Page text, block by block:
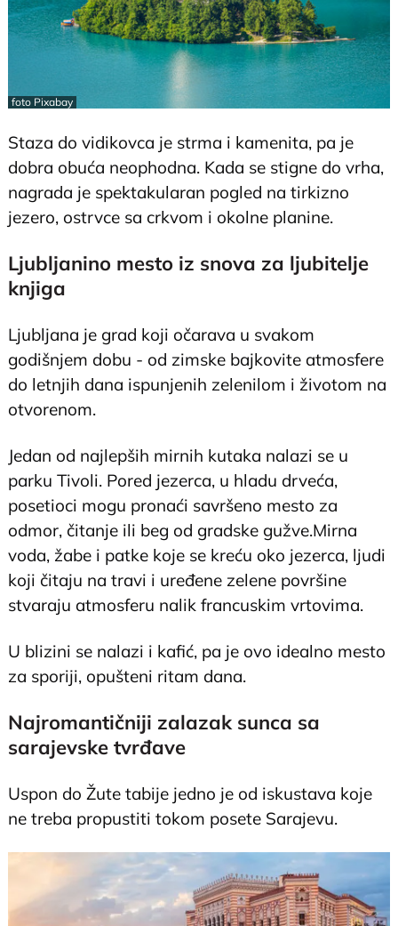
foto Pixabay
Staza do vidikovca je strma i kamenita, pa je
dobra obuća neophodna. Kada se stigne do vrha,
nagrada je spektakularan pogled na tirkizno
jezero, ostrvce sa crkvom i okolne planine.
Ljubljanino mesto iz snova za ljubitelje
knjiga
Ljubljana je grad koji očarava u svakom
godišnjem dobu - od zimske bajkovite atmosfere
do letnjih dana ispunjenih zelenilom i životom na
otvorenom.
Jedan od najlepših mirnih kutaka nalazi se u
parku Tivoli. Pored jezerca, u hladu drveća,
posetioci mogu pronaći savršeno mesto za
odmor, čitanje ili beg od gradske gužve.Mirna
voda, žabe i patke koje se kreću oko jezerca, ljudi
koji čitaju na travi i uređene zelene površine
stvaraju atmosferu nalik francuskim vrtovima.
U blizini se nalazi i kafić, pa je ovo idealno mesto
za sporiji, opušteni ritam dana.
Najromantičniji zalazak sunca sa
sarajevske tvrđave
Uspon do Žute tabije jedno je od iskustava koje
ne treba propustiti tokom posete Sarajevu.